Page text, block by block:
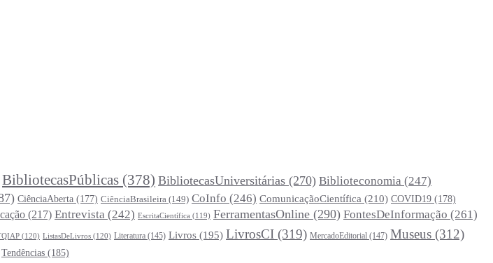
BibliotecasPúblicas (378) BibliotecasUniversitárias (270) Biblioteconomia (247)
CiênciaAberta (177) CiênciaBrasileira (149) CoInfo (246) ComunicaçãoCientífica (210) COVID19 (178)
(217) Entrevista (242) EscritaCientífica (119) FerramentasOnline (290) FontesDeInformação (261)
(120) ListasDeLivros (120) Literatura (145) Livros (195) LivrosCI (319) MercadoEditorial (147) Museus (312)
Tendências (185)